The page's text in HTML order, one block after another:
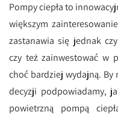
Pompy ciepła to
większym
zastanawia się jednak
czy też zainwestować w
choć bardziej wydajną.
decyzji podpowiadamy,
powietrzną pompą